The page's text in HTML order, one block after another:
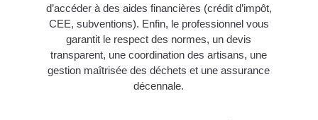
d’accéder à des aides financières (crédit d’impôt,
CEE, subventions). Enfin, le professionnel vous
garantit le respect des normes, un devis
transparent, une coordination des artisans, une
gestion maîtrisée des déchets et une assurance
décennale.